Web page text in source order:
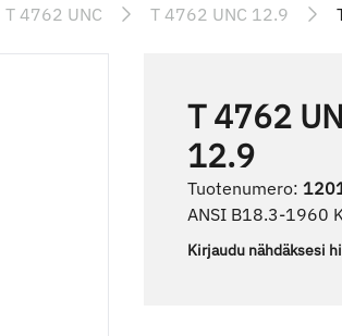
T 4762 UNC T 4762 UNC 12.9
T 4762
12.9
Tuotenumero:
ANSI B18.3-1960
Kirjaudu nähdäksesi